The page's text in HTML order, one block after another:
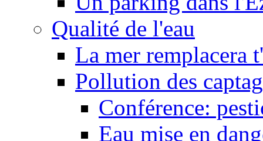
Qualité de l'eau
La mer remplacera
Pollution des
Conférence:
Eau mise en